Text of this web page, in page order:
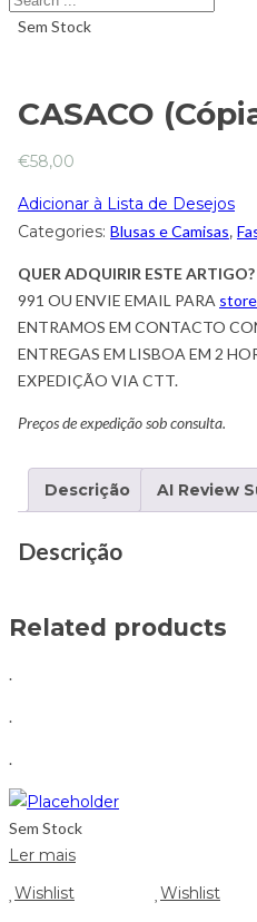
Sem Stock
CASACO
€58,00
Adicionar à Lista de Desejos
Categories: Blusas e Camisas,
QUER ADQUIRIR ESTE ARTIGO?
991 OU ENVIE EMAIL PARA
ENTRAMOS EM CONTACTO
ENTREGAS EM LISBOA EM 2
EXPEDIÇÃO VIA CTT.
Preços de expedição sob consulta.
Descrição AI Review
Descrição
Related products
.
.
.
Sem Stock
Ler mais
Wishlist
Wishlist